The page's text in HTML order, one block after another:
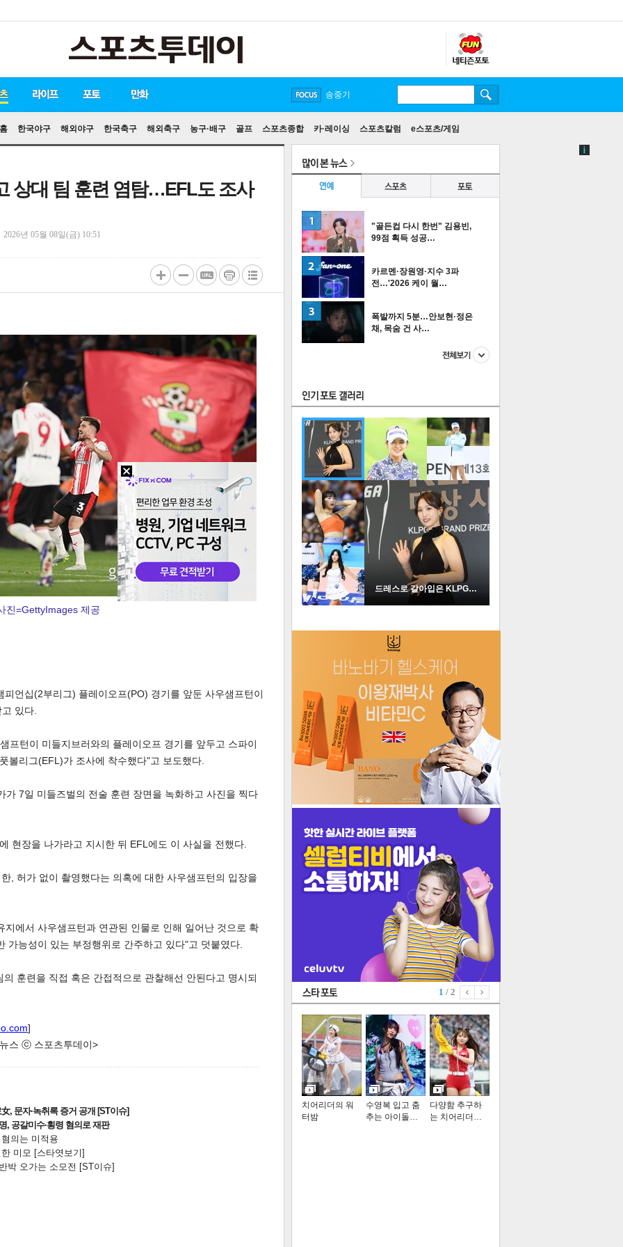
한국야구 해외야구 한국축구 해외축구 농구·배구 골프 스포츠종합 카·레이싱 스포츠칼럼 e스포츠/게임
라이프 포토
FOCUS
방탄소년단
손흥민
유아인
송중기
상대 팀 훈련 염탐…EFL도 조사
2026년 05월 08일(금) 10:51
진=GettyImages 제공
언십(2부리그) 플레이오프(PO) 경기를 앞둔 사우샘프턴이
있다.
프턴이 미들지브러와의 플레이오프 경기를 앞두고 스파이
볼리그(EFL)가 조사에 착수했다"고 보도했다.
가 7일 미들즈벌의 전술 훈련 장면을 녹화하고 사진을 찍다
현장을 나가라고 지시한 뒤 EFL에도 이 사실을 전했다.
, 허가 없이 촬영했다는 의혹에 대한 사우샘프턴의 입장을
에서 사우샘프턴과 연관된 인물로 인해 일어난 것으로 확
가능성이 있는 부정행위로 간주하고 있다"고 덧붙였다.
훈련을 직접 혹은 간접적으로 관찰해선 안된다고 명시되
]
스 ⓒ 스포츠투데이>
, 문자·녹취록 증거 공개 [ST이슈]
, 공갈미수·횡령 혐의로 재판
의는 미적용
미모 [스타엿보기]
박 오가는 소모전 [ST이슈]
많이 본 뉴스
연예
스포츠 포토
"골든컵 다시 한번" 김용빈,
99점 획득 성공…
2
카르멘·장원영·지수 3파
전…'2026 케이 월…
폭발까지 5분…안보현·정은
채, 목숨 건 사…
더보기
인기포토
드레스로 갈아입은 KLPGA …
1 / 2
치어리더의 워
터밤
수영복 입고 춤
추는 아이돌…
다양함 추구하
는 치어리더…